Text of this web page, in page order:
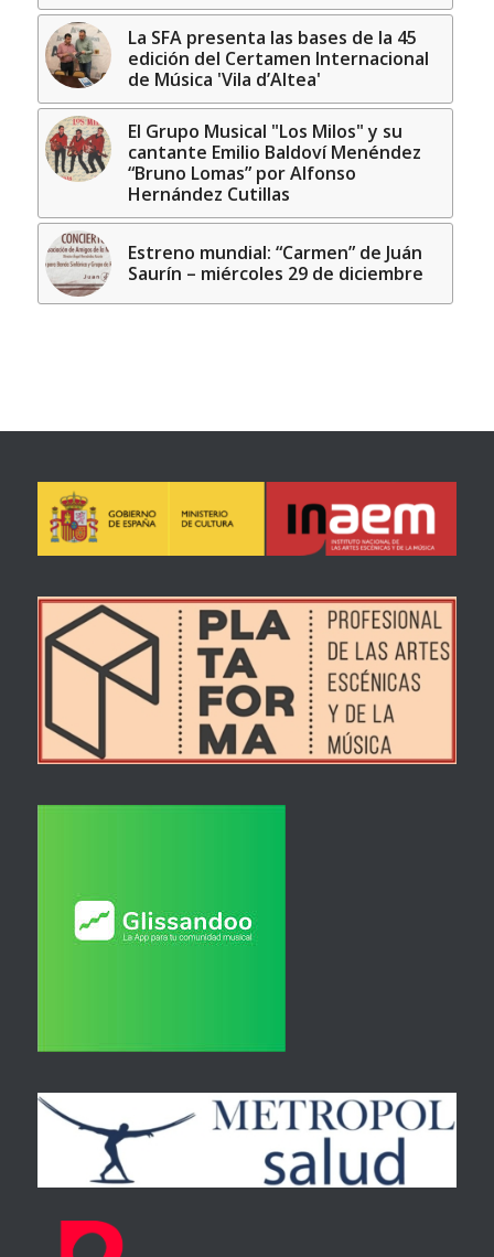
La SFA presenta las bases de la 45
edición del Certamen Internacional
de Música 'Vila d’Altea'
El Grupo Musical "Los Milos" y su
cantante Emilio Baldoví Menéndez
“Bruno Lomas” por Alfonso
Hernández Cutillas
Estreno mundial: “Carmen” de Juán
Saurín – miércoles 29 de diciembre